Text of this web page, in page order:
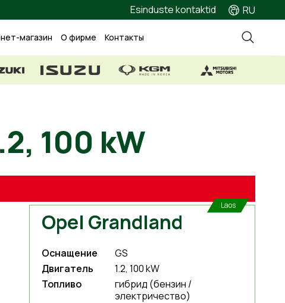
Esinduste kontaktid RU
магазин О фирме Контакты
100 kW
Opel Grandland
Laos
Оснащение
GS
Двигатель
1.2, 100 kW
Топливо
гибрид (бензин /
электричество)